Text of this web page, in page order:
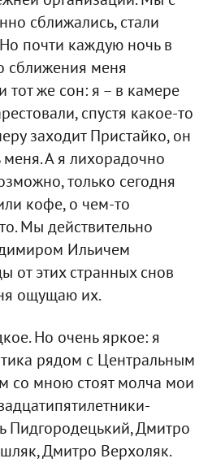
сближались, стали
почти каждую ночь в
сближения меня
тот же сон: я – в камере
спустя какое-то
заходит Пристайко, он
А я лихорадочно
только сегодня
кофе, о чем-то
Мы действительно
Ильичем
от этих странных снов
ощущаю их.
Но очень яркое: я
рядом с Центральным
со мною стоят молча мои
Пидгородецький, Дмитро
Дмитро Верхоляк.